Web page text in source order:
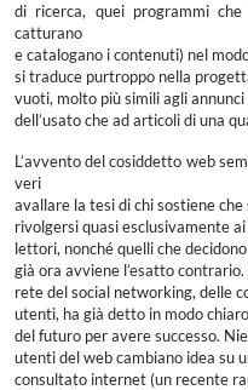
di ricerca, quei programmi
catturano
e catalogano i contenuti) nel
si traduce purtroppo nella
vuoti, molto più simili agli
dell’usato che ad articoli di una
L’avvento del cosiddetto web
veri
avallare la tesi di chi sostiene
rivolgersi quasi esclusivamente
lettori, nonché quelli che
già ora avviene l’esatto
rete del social networking, delle
utenti, ha già detto in modo
del futuro per avere successo.
utenti del web cambiano idea su
consultato internet (un recente